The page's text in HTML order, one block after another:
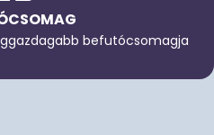
befutócsomagja